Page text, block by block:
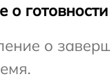
готовности
о